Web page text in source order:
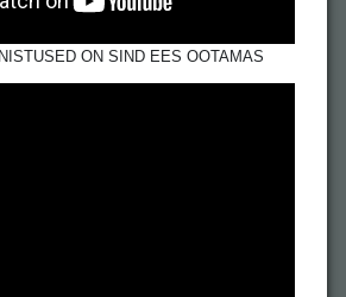
ON SIND EES OOTAMAS